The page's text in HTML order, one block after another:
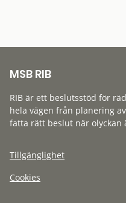
MSB RIB
RIB är ett beslutsstöd för
hela vägen från planering
fatta rätt beslut när olyckan
Tillgänglighet
Cookies